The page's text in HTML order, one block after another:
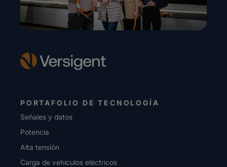
PORTAFOLIO DE TECNOLOGÍA
Señales y datos
Potencia
Alta tensión
Carga de vehículos eléctricos